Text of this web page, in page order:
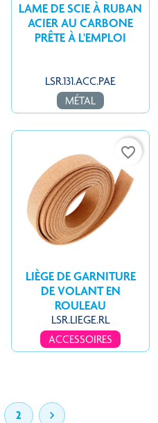
LAME DE SCIE À RUBAN
ACIER AU CARBONE
PRÊTE À L'EMPLOI
LSR.131.ACC.PAE
MÉTAL
favorite_border
LIÈGE DE GARNITURE
DE VOLANT EN
ROULEAU
LSR.LIEGE.RL
ACCESSOIRES
2 